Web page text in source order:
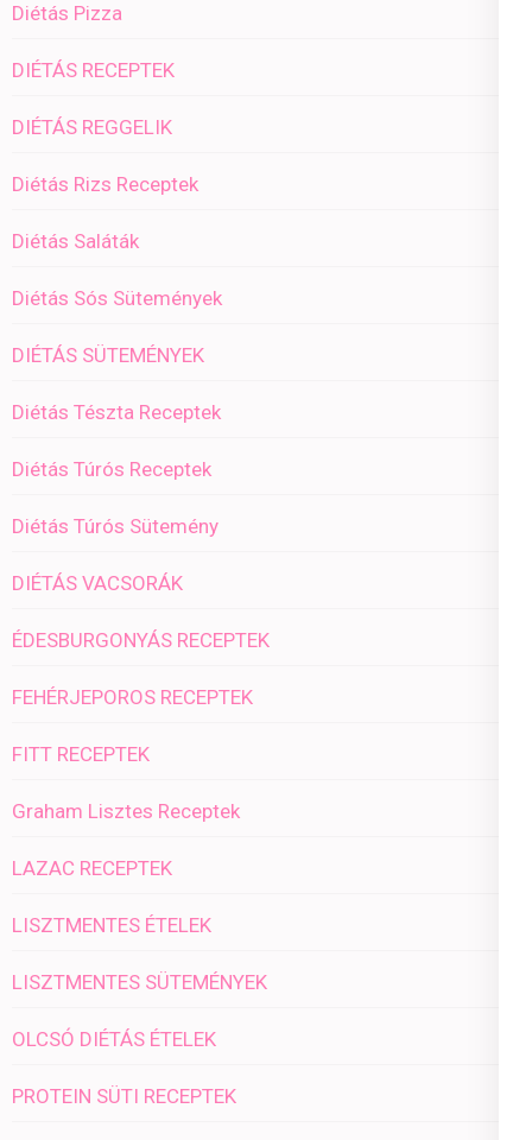
Diétás Pizza
DIÉTÁS RECEPTEK
DIÉTÁS REGGELIK
Diétás Rizs Receptek
Diétás Saláták
Diétás Sós Sütemények
DIÉTÁS SÜTEMÉNYEK
Diétás Tészta Receptek
Diétás Túrós Receptek
Diétás Túrós Sütemény
DIÉTÁS VACSORÁK
ÉDESBURGONYÁS RECEPTEK
FEHÉRJEPOROS RECEPTEK
FITT RECEPTEK
Graham Lisztes Receptek
LAZAC RECEPTEK
LISZTMENTES ÉTELEK
LISZTMENTES SÜTEMÉNYEK
OLCSÓ DIÉTÁS ÉTELEK
PROTEIN SÜTI RECEPTEK